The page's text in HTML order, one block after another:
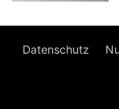
Datenschutz